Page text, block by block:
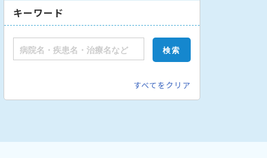
キーワード
すべてをクリア